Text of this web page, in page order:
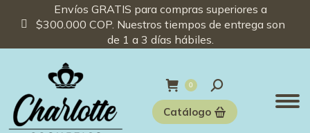
Envíos GRATIS para compras superiores a
$300.000 COP. Nuestros tiempos de entrega son
de 1 a 3 días hábiles.
0 Buscar:
Catálogo